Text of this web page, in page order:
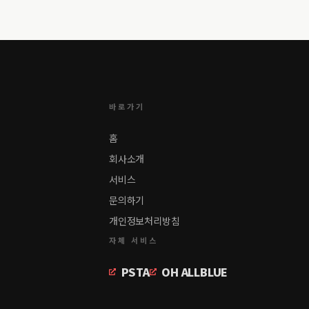
바로가기
홈
회사소개
서비스
문의하기
개인정보처리방침
자체 서비스
PSTA OH ALLBLUE